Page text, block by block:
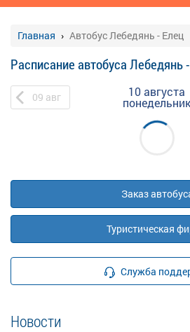
Главная Автобус Лебедянь - Елец
Расписание автобуса Лебедянь
09 авг 10 августа
понедельник
Заказ
Туристическая
Служба
Новости